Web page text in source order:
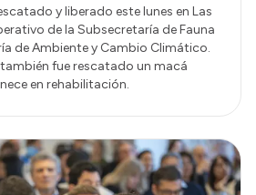
y liberado este lunes en Las
de la Subsecretaría de Fauna
de Ambiente y Cambio Climático.
fue rescatado un macá
en rehabilitación.